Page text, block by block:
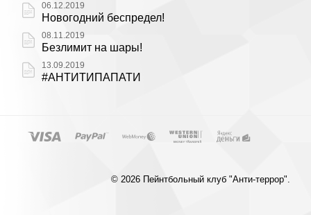
06.12.2019
Новогодний беспредел!
08.11.2019
Безлимит на шары!
13.09.2019
#АНТИТИПАПАТИ
© 2026 Пейнтбольный клуб "Анти-террор".